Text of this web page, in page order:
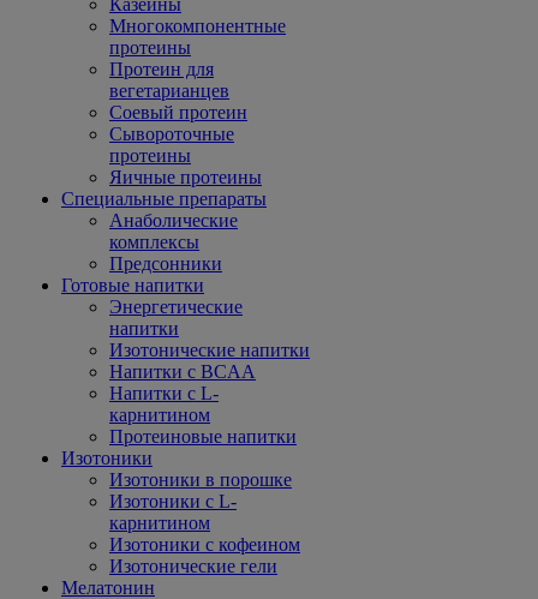
Казеины
Многокомпонентные
протеины
Протеин для
вегетарианцев
Соевый протеин
Сывороточные
протеины
Яичные протеины
Специальные препараты
Анаболические
комплексы
Предсонники
Готовые напитки
Энергетические
напитки
Изотонические напитки
Напитки с BCAA
Напитки с L-
карнитином
Протеиновые напитки
Изотоники
Изотоники в порошке
Изотоники с L-
карнитином
Изотоники с кофеином
Изотонические гели
Мелатонин